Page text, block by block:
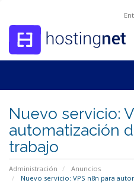
Nuevo servicio:
automatización
trabajo
Administración
Anuncios
Nuevo servicio: VPS n8n para